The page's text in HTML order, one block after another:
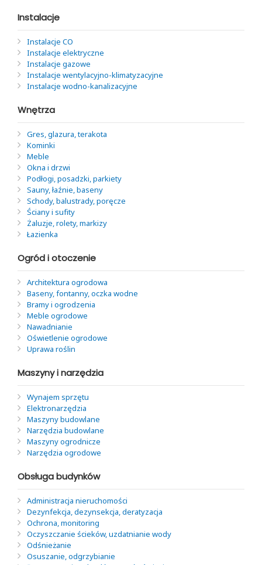
Instalacje
Instalacje CO
Instalacje elektryczne
Instalacje gazowe
Instalacje wentylacyjno-klimatyzacyjne
Instalacje wodno-kanalizacyjne
Wnętrza
Gres, glazura, terakota
Kominki
Meble
Okna i drzwi
Podłogi, posadzki, parkiety
Sauny, łaźnie, baseny
Schody, balustrady, poręcze
Ściany i sufity
Żaluzje, rolety, markizy
Łazienka
Ogród i otoczenie
Architektura ogrodowa
Baseny, fontanny, oczka wodne
Bramy i ogrodzenia
Meble ogrodowe
Nawadnianie
Oświetlenie ogrodowe
Uprawa roślin
Maszyny i narzędzia
Wynajem sprzętu
Elektronarzędzia
Maszyny budowlane
Narzędzia budowlane
Maszyny ogrodnicze
Narzędzia ogrodowe
Obsługa budynków
Administracja nieruchomości
Dezynfekcja, dezynsekcja, deratyzacja
Ochrona, monitoring
Oczyszczanie ścieków, uzdatnianie wody
Odśnieżanie
Osuszanie, odgrzybianie